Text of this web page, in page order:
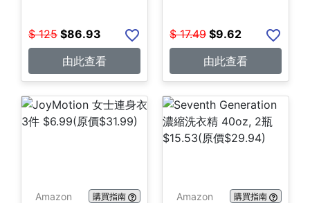
$ 125 $86.93
由此查看
$ 17.49 $9.62
由此查看
Amazon 購買指南 Amazon 購買指南